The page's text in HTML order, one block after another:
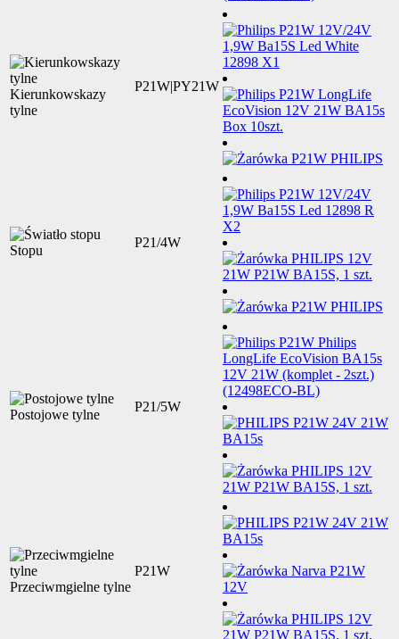
Kierunkowskazy
tylne
P21W|PY21W
Stopu
P21/4W
Postojowe tylne
P21/5W
Przeciwmgielne tylne
P21W